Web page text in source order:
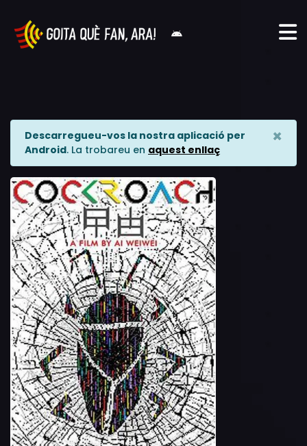
Descarregueu-vos la nostra aplicació per
Android. La trobareu en aquest enllaç
×